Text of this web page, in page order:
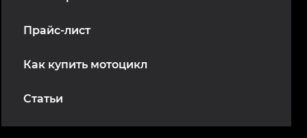
Прайс-лист
Как купить мотоцикл
Статьи